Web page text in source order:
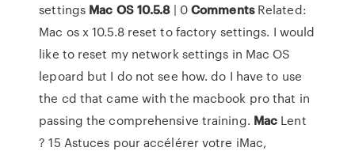
settings Mac OS 10.5.8| 0CommentsRelated:
Mac os x 10.5.8 reset to factory settings. I would
like to reset my network settings in Mac OS
lepoard but I do not see how. do I have to use
the cd that came with the macbook pro that in
passing the comprehensive training. Mac Lent
? 15 Astuces pour accélérer votre iMac,